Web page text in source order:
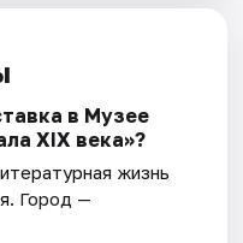
в Музее
ХIХ века»?
жизнь
. Город —